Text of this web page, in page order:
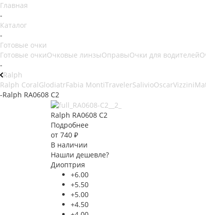
Главная
-
Каталог
-
Готовые очки
Готовые очкиОчковые линзыОправыОчки для водителей
-
Ralph
Ralph CoralGlodiatrFabia MontiTravelerSalivioOscarVizzini
-Ralph RA0608 C2
Ralph RA0608 C2
Подробнее
от 740 ₽
В наличии
Нашли дешевле?
Диоптрия
+6.00
+5.50
+5.00
+4.50